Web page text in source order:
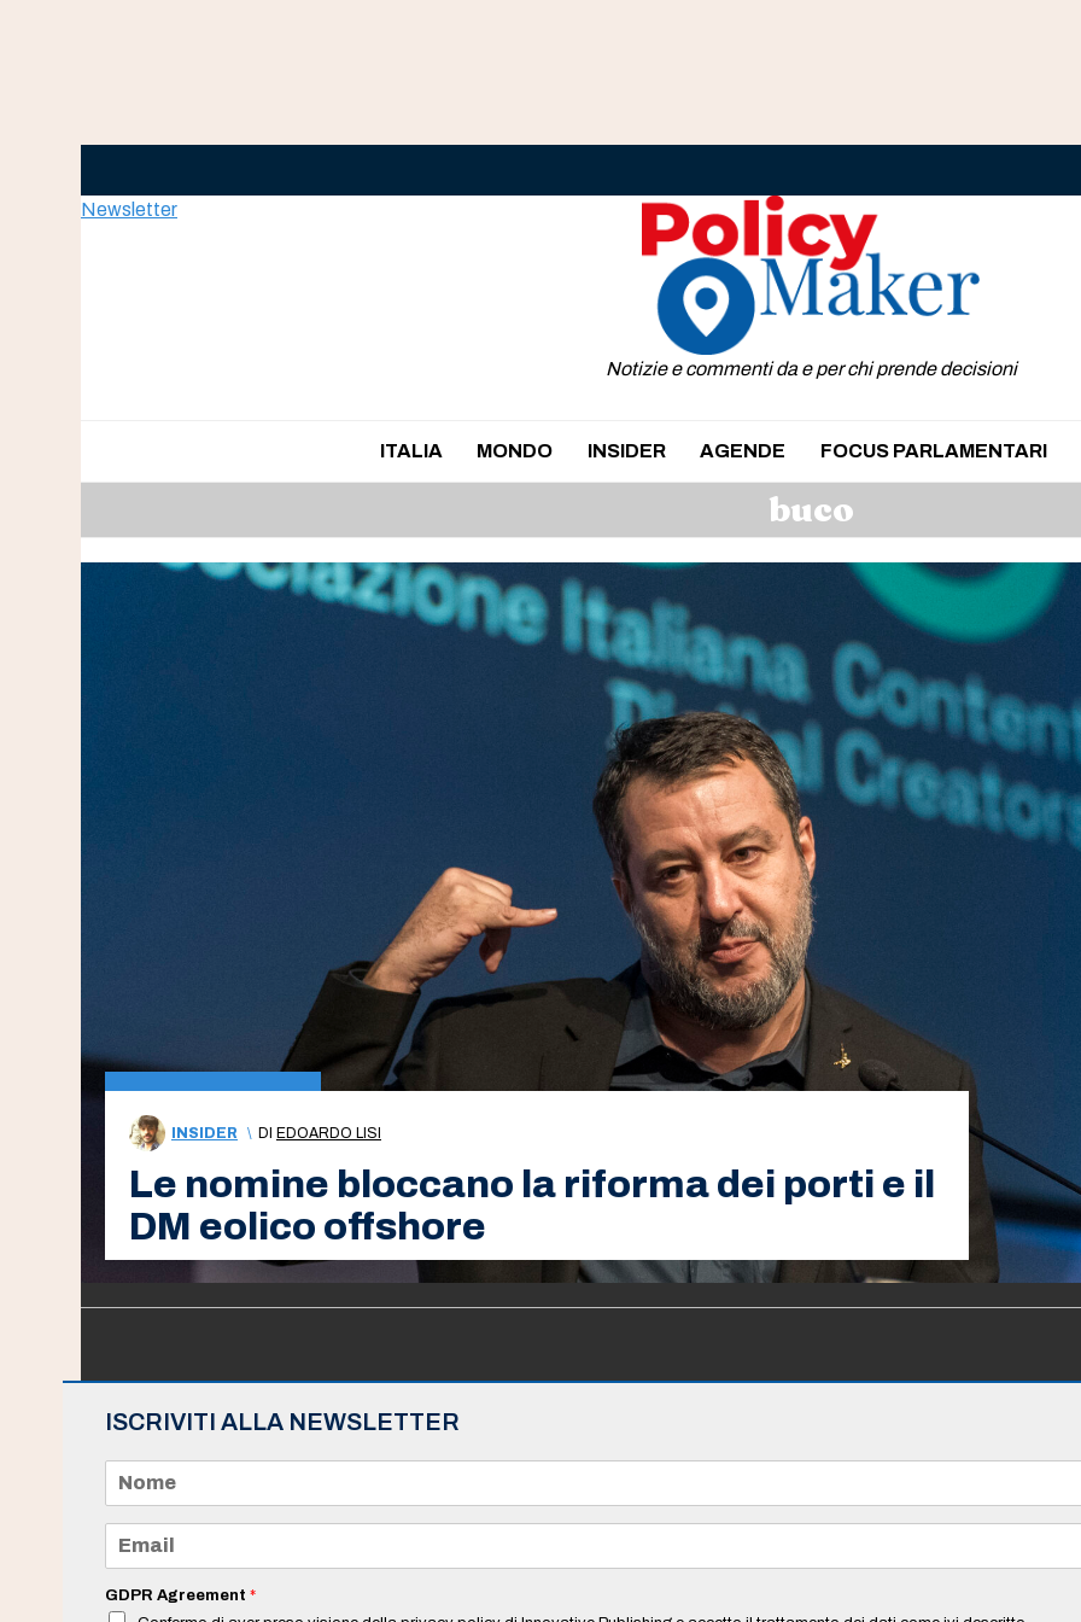
Newsletter
Notizie e commenti da e per chi prende decisioni
ITALIA MONDO INSIDER AGENDE FOCUS PARLAMENTARI
buco
INSIDER \ DI EDOARDO LISI
Le nomine bloccano la riforma dei porti e il
DM eolico offshore
ISCRIVITI ALLA NEWSLETTER
m
e
a
iGDPR Agreement *